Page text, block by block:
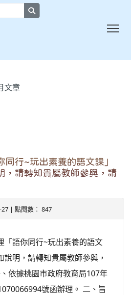
文章
同行~玩出素養的語文課」
，請轉知貴屬教師參與，請
27 | 點閱數： 847
「語你同行~玩出素養的語文
明，請轉知貴屬教師參與，
依據桃園市政府教育局107年
號函辦理。 二、旨